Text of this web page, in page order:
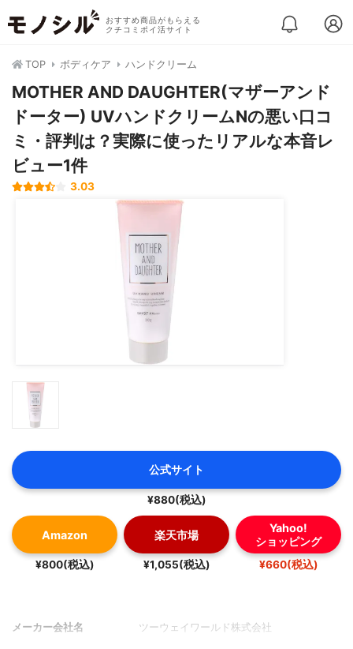
おすすめ商品がもらえる
クチコミポイ活サイト
TOP ボディケア ハンドクリーム
MOTHER AND DAUGHTER(マザーアンド
ドーター) UVハンドクリームNの悪い口コ
ミ・評判は？実際に使ったリアルな本音レ
ビュー1件
3.03
公式サイト
¥880(税込)
Amazon
¥800(税込)
楽天市場
¥1,055(税込)
Yahoo!
ショッピング
¥660(税込)
メーカー会社名 ツーウェイワールド株式会社